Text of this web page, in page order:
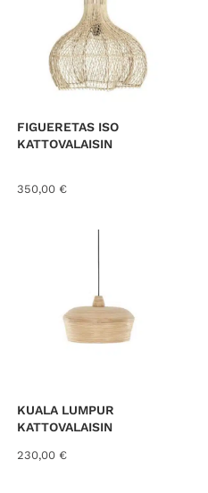
FIGUERETAS ISO
KATTOVALAISIN
350,00 €
KUALA LUMPUR
KATTOVALAISIN
230,00 €